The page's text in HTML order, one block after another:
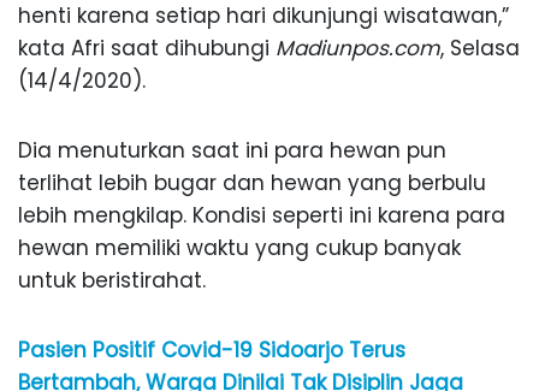
henti karena setiap hari dikunjungi wisatawan,”
kata Afri saat dihubungi Madiunpos.com, Selasa
(14/4/2020).
Dia menuturkan saat ini para hewan pun
terlihat lebih bugar dan hewan yang berbulu
lebih mengkilap. Kondisi seperti ini karena para
hewan memiliki waktu yang cukup banyak
untuk beristirahat.
Pasien Positif Covid-19 Sidoarjo Terus
Bertambah, Warga Dinilai Tak Disiplin Jaga